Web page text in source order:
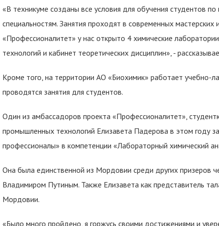
«В техникуме созданы все условия для обучения студентов
специальностям. Занятия проходят в современных
«Профессионалитет» у нас открыто 4 химические
технологий и кабинет теоретических дисциплин», -
Кроме того, на территории АО «Биохимик» работает учебно-
проводятся занятия для студентов.
Один из амбассадоров проекта «Профессионалитет»,
промышленных технологий Елизавета Падерова в этом году
профессионалы» в компетенции «Лабораторный химический
Она была единственной из Мордовии среди других призеров
Владимиром Путиным. Также Елизавета как представитель
Мордовии.
«Было много пройдено, я горжусь своими достижениями и